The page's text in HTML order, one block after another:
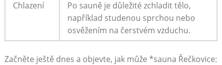
Chlazení
Po sauně je důležité zchladit tělo,
například studenou sprchou nebo
osvěžením na čerstvém vzduchu.
Začněte ještě dnes a objevte, jak může *sauna Řečkovice: